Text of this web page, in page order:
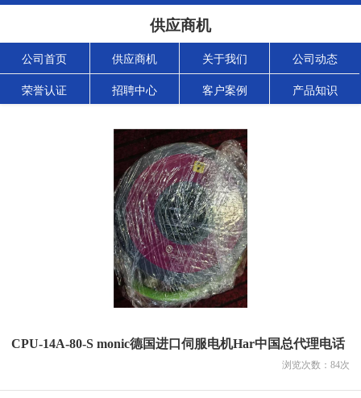
供应商机
公司首页 供应商机 关于我们 公司动态
荣誉认证 招聘中心 客户案例 产品知识
CPU-14A-80-S monic德国进口伺服电机Har中国总代理电话
浏览次数： 84次